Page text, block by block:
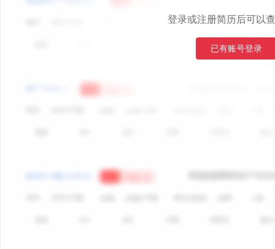
登录或注册简历后可以
已有账号登录